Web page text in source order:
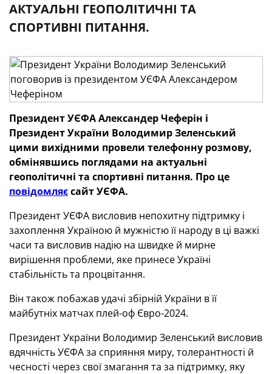
АКТУАЛЬНІ ГЕОПОЛІТИЧНІ ТА
СПОРТИВНІ ПИТАННЯ.
Президент УЄФА Александер Чеферін і
Президент України Володимир Зеленський
цими вихідними провели телефонну розмову,
обмінявшись поглядами на актуальні
геополітичні та спортивні питання. Про це
повідомляєсайт УЄФА.
Президент УЄФА висловив непохитну підтримку і
захоплення Україною й мужністю її народу в ці важкі
часи та висловив надію на швидке й мирне
вирішення проблеми, яке принесе Україні
стабільність та процвітання.
Він також побажав удачі збірній України в її
майбутніх матчах плей-оф Євро-2024.
Президент України Володимир Зеленський висловив
вдячність УЄФА за сприяння миру, толерантності й
чесності через свої змагання та за підтримку, яку